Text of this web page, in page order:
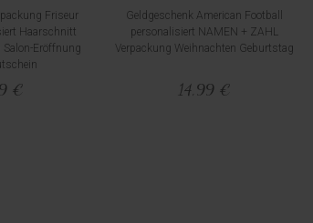
Friseur
Haarschnitt
Salon-Eröffnung
€
Geldgeschenk American Football
personalisiert NAMEN + ZAHL
Verpackung Weihnachten Geburtstag
14,99 €